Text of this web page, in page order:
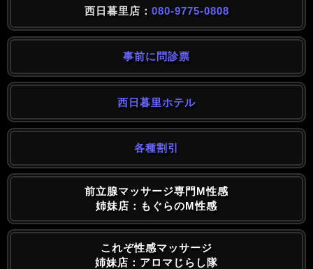
西日暮里店： 080-9775-0808
事前に問診票
西日暮里ホテル
各種割引
前立腺マッサージ専門M性感
姉妹店：もぐらのM性感
これぞ性感マッサージ
姉妹店：アロマじらし隊